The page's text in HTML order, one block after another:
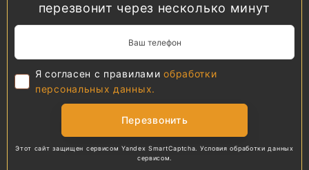
перезвонит через несколько минут
Я согласен с правиламиобработки
персональных данных.
Перезвонить
Этот сайт защищен сервисом Yandex SmartCaptcha. Условия обработки данных
сервисом.